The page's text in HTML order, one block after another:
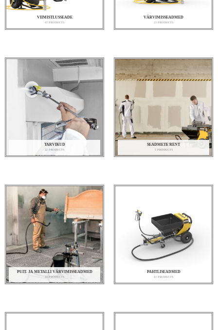
VIIMISTLUSSEADE
47 PRODUCTS
VÄRVIMISSEADMED
23 PRODUCTS
TARVIKUD
22 PRODUCTS
SEADMETE RENT
5 PRODUCTS
PUIT- JA METALLI VÄRVIMISSEADMED
22 PRODUCTS
PAHTLISEADMED
11 PRODUCTS